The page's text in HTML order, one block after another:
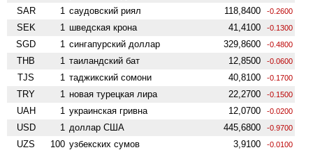
SAR 1 саудовский риял 118,8400 -0.2600
SEK 1 шведская крона 41,4100 -0.1300
SGD 1 сингапурский доллар 329,8600 -0.4800
THB 1 таиландский бат 12,8500 -0.0600
TJS 1 таджикский сомони 40,8100 -0.1700
TRY 1 новая турецкая лира 22,2700 -0.1500
UAH 1 украинская гривна 12,0700 -0.0200
USD 1 доллар США 445,6800 -0.9700
UZS 100 узбекских сумов 3,9100 -0.0100